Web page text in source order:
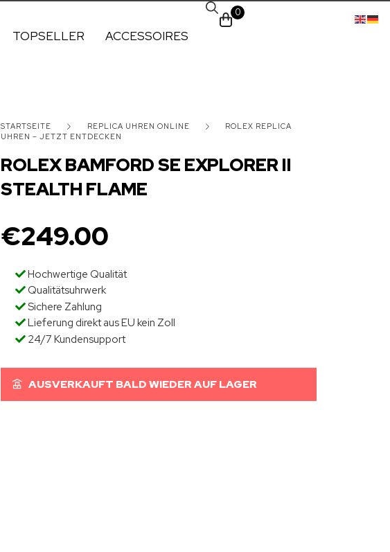
TOPSELLER ACCESSOIRES
0
STARTSEITE REPLICA UHREN ONLINE
ROLEX REPLICA
UHREN – JETZT ENTDECKEN
ROLEX BAMFORD SE EXPLORER II
STEALTH FLAME
€249.00
Hochwertige Qualität
Qualitätsuhrwerk
Sichere Zahlung
Lieferung direkt aus EU kein Zoll
24/7 Kundensupport
AUSVERKAUFT BALD WIEDER AUF LAGER